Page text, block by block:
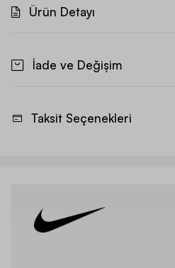
Ürün Detayı
İade ve Değişim
Taksit Seçenekleri